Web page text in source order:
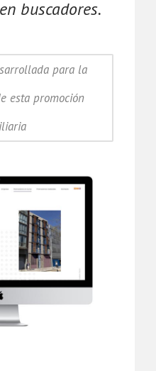
buscadores.
para la
esta promoción